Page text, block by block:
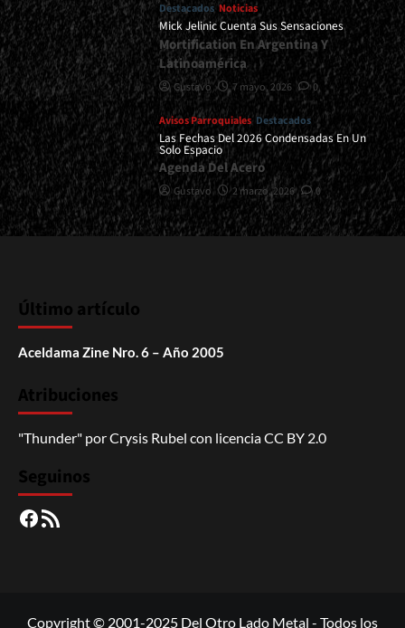
Destacados Noticias
Mick Jelinic Cuenta Sus Sensaciones
Mortification En Argentina Y
Latinoamérica
Gustavo 7 mayo, 2026 0
Avisos Parroquiales Destacados
Las Fechas Del 2026 Condensadas En Un
Solo Espacio
Agenda Del Acero
Gustavo 2 marzo, 2026 0
Último artículo
Aceldama Zine Nro. 6 – Año 2005
Atribuciones
"Thunder" porCrysis Rubel con licenciaCC BY 2.0
Seguinos
Facebook
RSS
Copyright © 2001-2025 Del Otro Lado Metal - Todos los